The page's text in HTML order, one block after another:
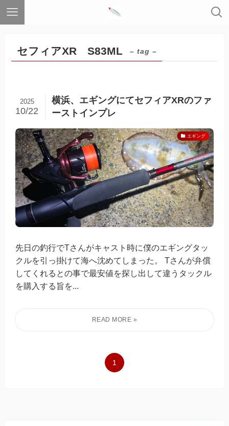
セフィアXR S83ML – tag –
横浜、エギングにてセフィアXRのファ
ーストインプレ
2025
10/22
エギング
先日の釣行でTさんがキャスト時に僕のエギングタッ
クルを引っ掛けて海へ沈めてしまった。 Tさんが弁償
してくれるとの事で最安値を探し出して違うタックル
を購入する旨を...
1